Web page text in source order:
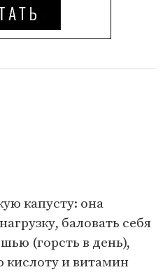
капусту: она
баловать себя
(горсть в день),
кислоту и витамин